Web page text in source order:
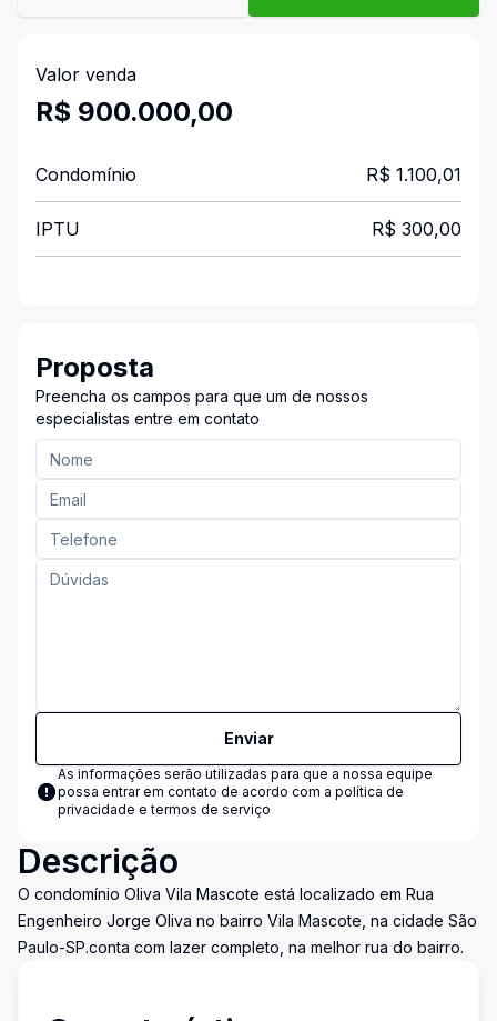
Valor venda
R$ 900.000,00
Condomínio R$ 1.100,01
IPTU R$ 300,00
Proposta
Preencha os campos para que um de nossos
especialistas entre em contato
Enviar
As informações serão utilizadas para que a nossa equipe
possa entrar em contato de acordo com a política de
privacidade e termos de serviço
Descrição
O condomínio Oliva Vila Mascote está localizado em Rua
Engenheiro Jorge Oliva no bairro Vila Mascote, na cidade São
Paulo-SP.conta com lazer completo, na melhor rua do bairro.